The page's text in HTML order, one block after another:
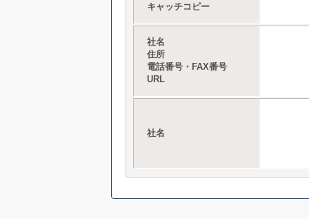
キャッチコピー
社名
住所
電話番号・FAX番号
URL
社名